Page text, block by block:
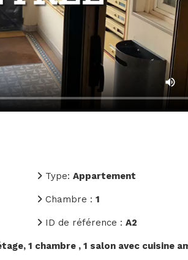
Type: Appartement
Chambre : 1
ID de référence : A2
1 chambre , 1 salon avec cuisine